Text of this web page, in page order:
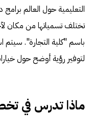
التعليمية حول العالم
تختلف تسمياتها من مكان
باسم "كلية التجارة". سيتم
لتوفير رؤية أوضح حول
ماذا تدرس في